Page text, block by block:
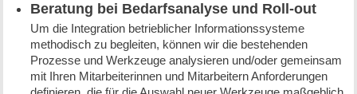
Beratung bei Bedarfsanalyse und Roll-out
Um die Integration betrieblicher Informationssysteme
methodisch zu begleiten, können wir die bestehenden
Prozesse und Werkzeuge analysieren und/oder gemeinsam
mit Ihren Mitarbeiterinnen und Mitarbeitern Anforderungen